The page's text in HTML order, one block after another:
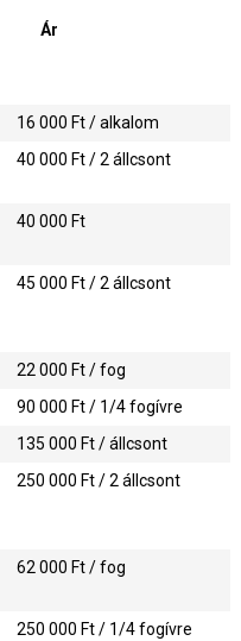
Ár
16 000 Ft / alkalom
40 000 Ft / 2 állcsont
40 000 Ft
45 000 Ft / 2 állcsont
22 000 Ft / fog
90 000 Ft / 1/4 fogívre
135 000 Ft / állcsont
250 000 Ft / 2 állcsont
62 000 Ft / fog
250 000 Ft / 1/4 fogívre